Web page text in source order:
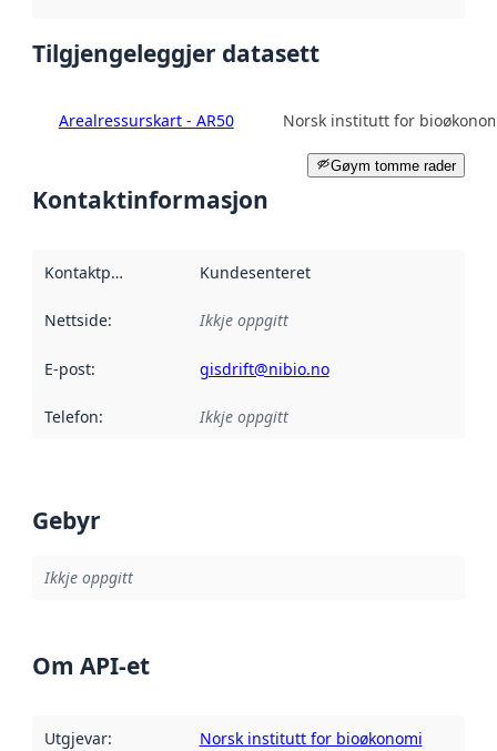
Tilgjengeleggjer datasett
Arealressurskart - AR50 Norsk institutt for
Gøym tomme rader
Kontaktinformasjon
Kontaktpunkt Kundesenteret
Nettside: Ikkje oppgitt
E-post: gisdrift@nibio.no
Telefon: Ikkje oppgitt
Gebyr
Ikkje oppgitt
Om API-et
Utgjevar: Norsk institutt for bioøkonomi